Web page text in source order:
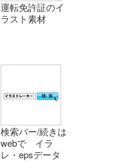
運転免許証のイ
ラスト素材
検索バー/続きは
webで イラ
レ・epsデータ